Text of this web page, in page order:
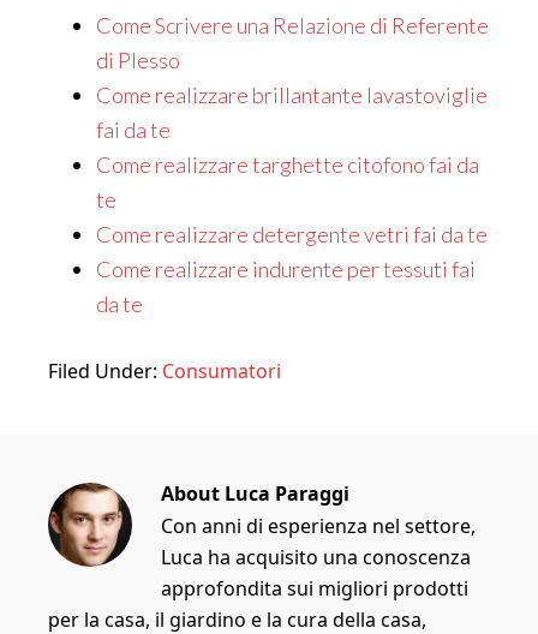
Come Scrivere una Relazione di Referente
di Plesso
Come realizzare brillantante lavastoviglie
fai da te
Come realizzare targhette citofono fai da
te
Come realizzare detergente vetri fai da te
Come realizzare indurente per tessuti fai
da te
Filed Under: Consumatori
About Luca Paraggi
Con anni di esperienza nel settore,
Luca ha acquisito una conoscenza
approfondita sui migliori prodotti
per la casa, il giardino e la cura della casa,